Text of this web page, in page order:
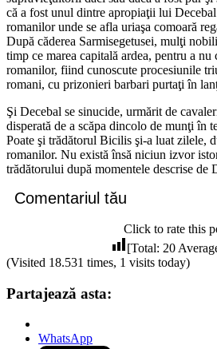
că a fost unul dintre apropiaţii lui Decebal
romanilor unde se afla uriaşa comoară
După căderea Sarmisegetusei, mulţi
timp ce marea capitală ardea, pentru a
romanilor, fiind cunoscute procesiunile
romani, cu prizonieri barbari purtaţi în
Şi Decebal se sinucide, urmărit de
disperată de a scăpa dincolo de munţi în
Poate şi trădătorul Bicilis şi-a luat zilele,
romanilor. Nu există însă niciun izvor
trădătorului după momentele descrise de
Comentariul tău
Click to rate this
[Total: 20
(Visited 18.531 times, 1 visits today)
Partajează asta:
WhatsApp